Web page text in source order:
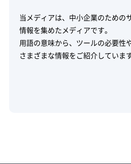
当メディアは、中小企業のための
情報を集めたメディアです。
用語の意味から、ツールの必要性
さまざまな情報をご紹介しています